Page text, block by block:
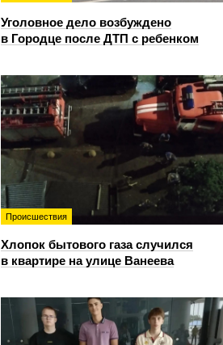
Уголовное дело возбуждено
в Городце после ДТП с ребенком
Происшествия
Хлопок бытового газа случился
в квартире на улице Ванеева